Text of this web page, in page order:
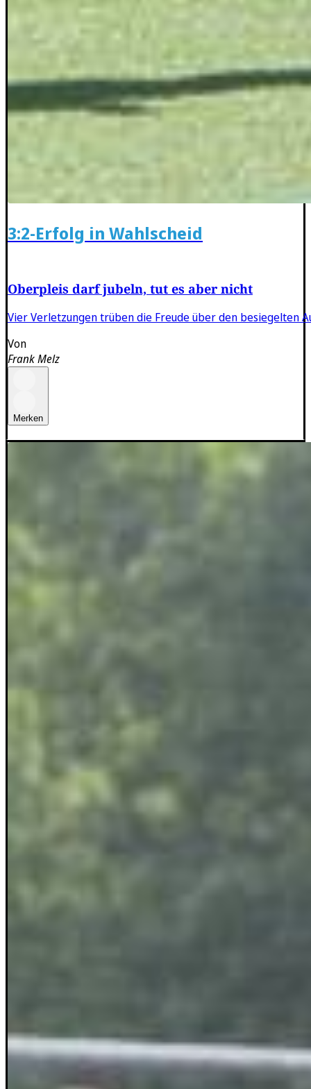
3:2-Erfolg in Wahlscheid
Oberpleis darf jubeln, tut es aber nicht
Vier Verletzungen trüben die Freude über den besiegelten
Von
Frank Melz
Merken